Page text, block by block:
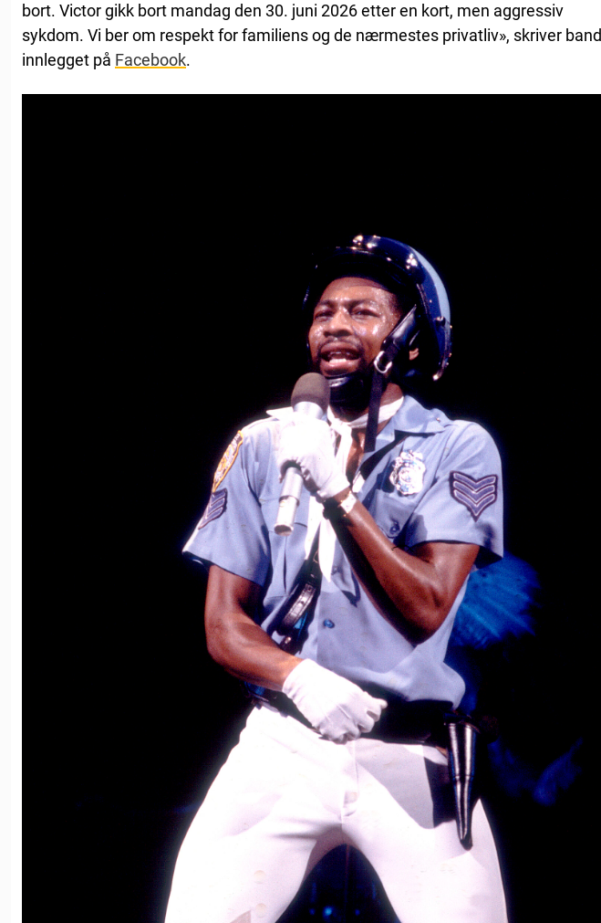
bort. Victor gikk bort mandag den 30. juni 2026 etter en kort, men aggressiv
sykdom. Vi ber om respekt for familiens og de nærmestes privatliv», skriver
innlegget på Facebook.